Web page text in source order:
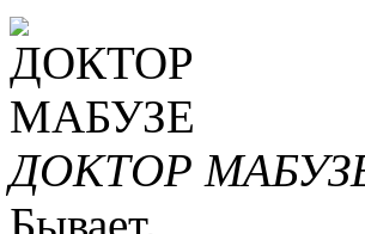
ДОКТОР
Бывает.